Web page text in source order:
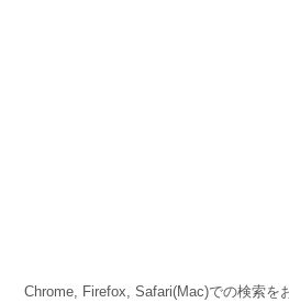
Chrome, Firefox, Safari(Mac)での検索を